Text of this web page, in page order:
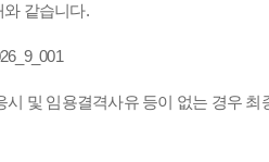
같습니다.
및 임용결격사유 등이 없는 경우 최